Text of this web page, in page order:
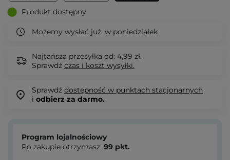
Produkt dostępny
Możemy wysłać już: w poniedziałek
Najtańsza przesyłka od: 4,99 zł.
Sprawdź czas i koszt wysyłki.
Sprawdź dostępność w punktach stacjonarnych
i odbierz za darmo.
Program lojalnościowy
Po zakupie otrzymasz: 99 pkt.